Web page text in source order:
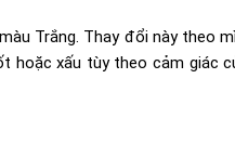
Trắng. Thay đổi này theo
xấu tùy theo cảm giác